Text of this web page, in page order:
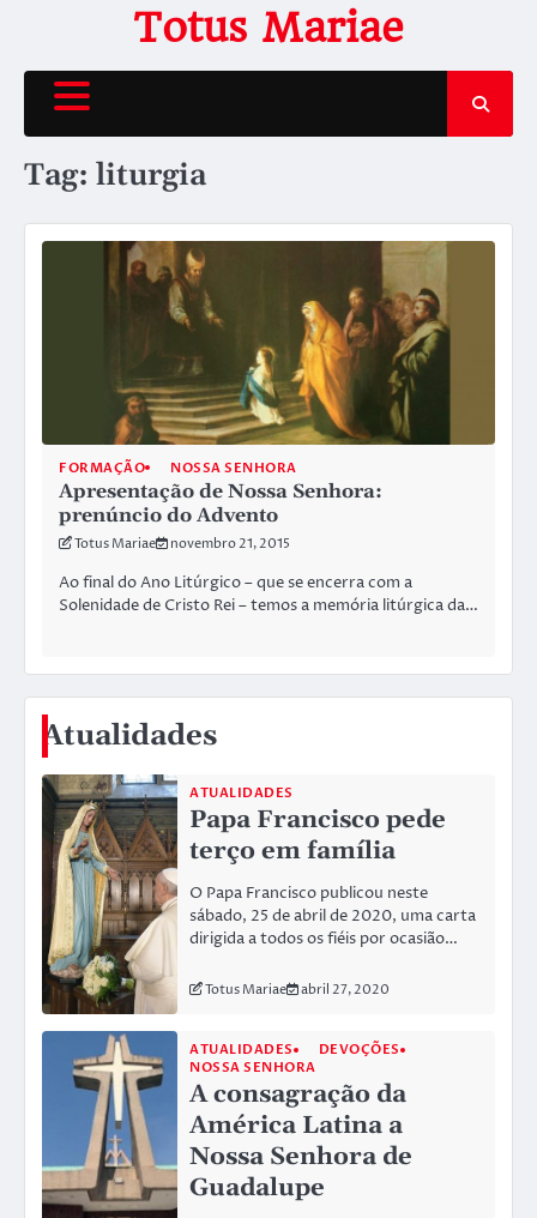
content
Totus Mariae
Tag: liturgia
FORMAÇÃO NOSSA SENHORA
Apresentação de Nossa Senhora:
prenúncio do Advento
Totus Mariae novembro 21, 2015
Ao final do Ano Litúrgico – que se encerra com a
Solenidade de Cristo Rei – temos a memória litúrgica da…
Atualidades
ATUALIDADES
Papa Francisco pede
terço em família
O Papa Francisco publicou neste
sábado, 25 de abril de 2020, uma carta
dirigida a todos os fiéis por ocasião…
Totus Mariae abril 27, 2020
ATUALIDADES
DEVOÇÕES
NOSSA SENHORA
A consagração da
América Latina a
Nossa Senhora de
Guadalupe